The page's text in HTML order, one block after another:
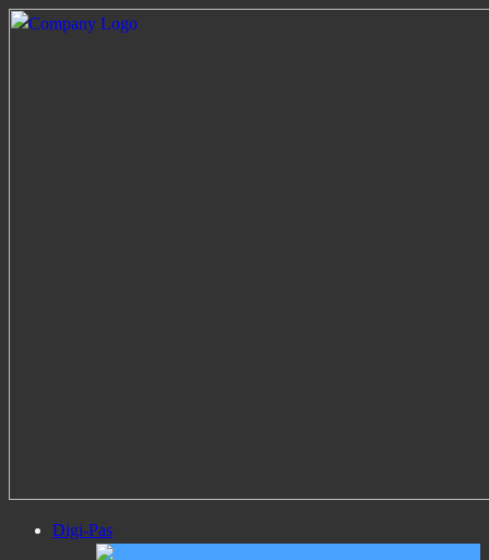
Digi-Pas